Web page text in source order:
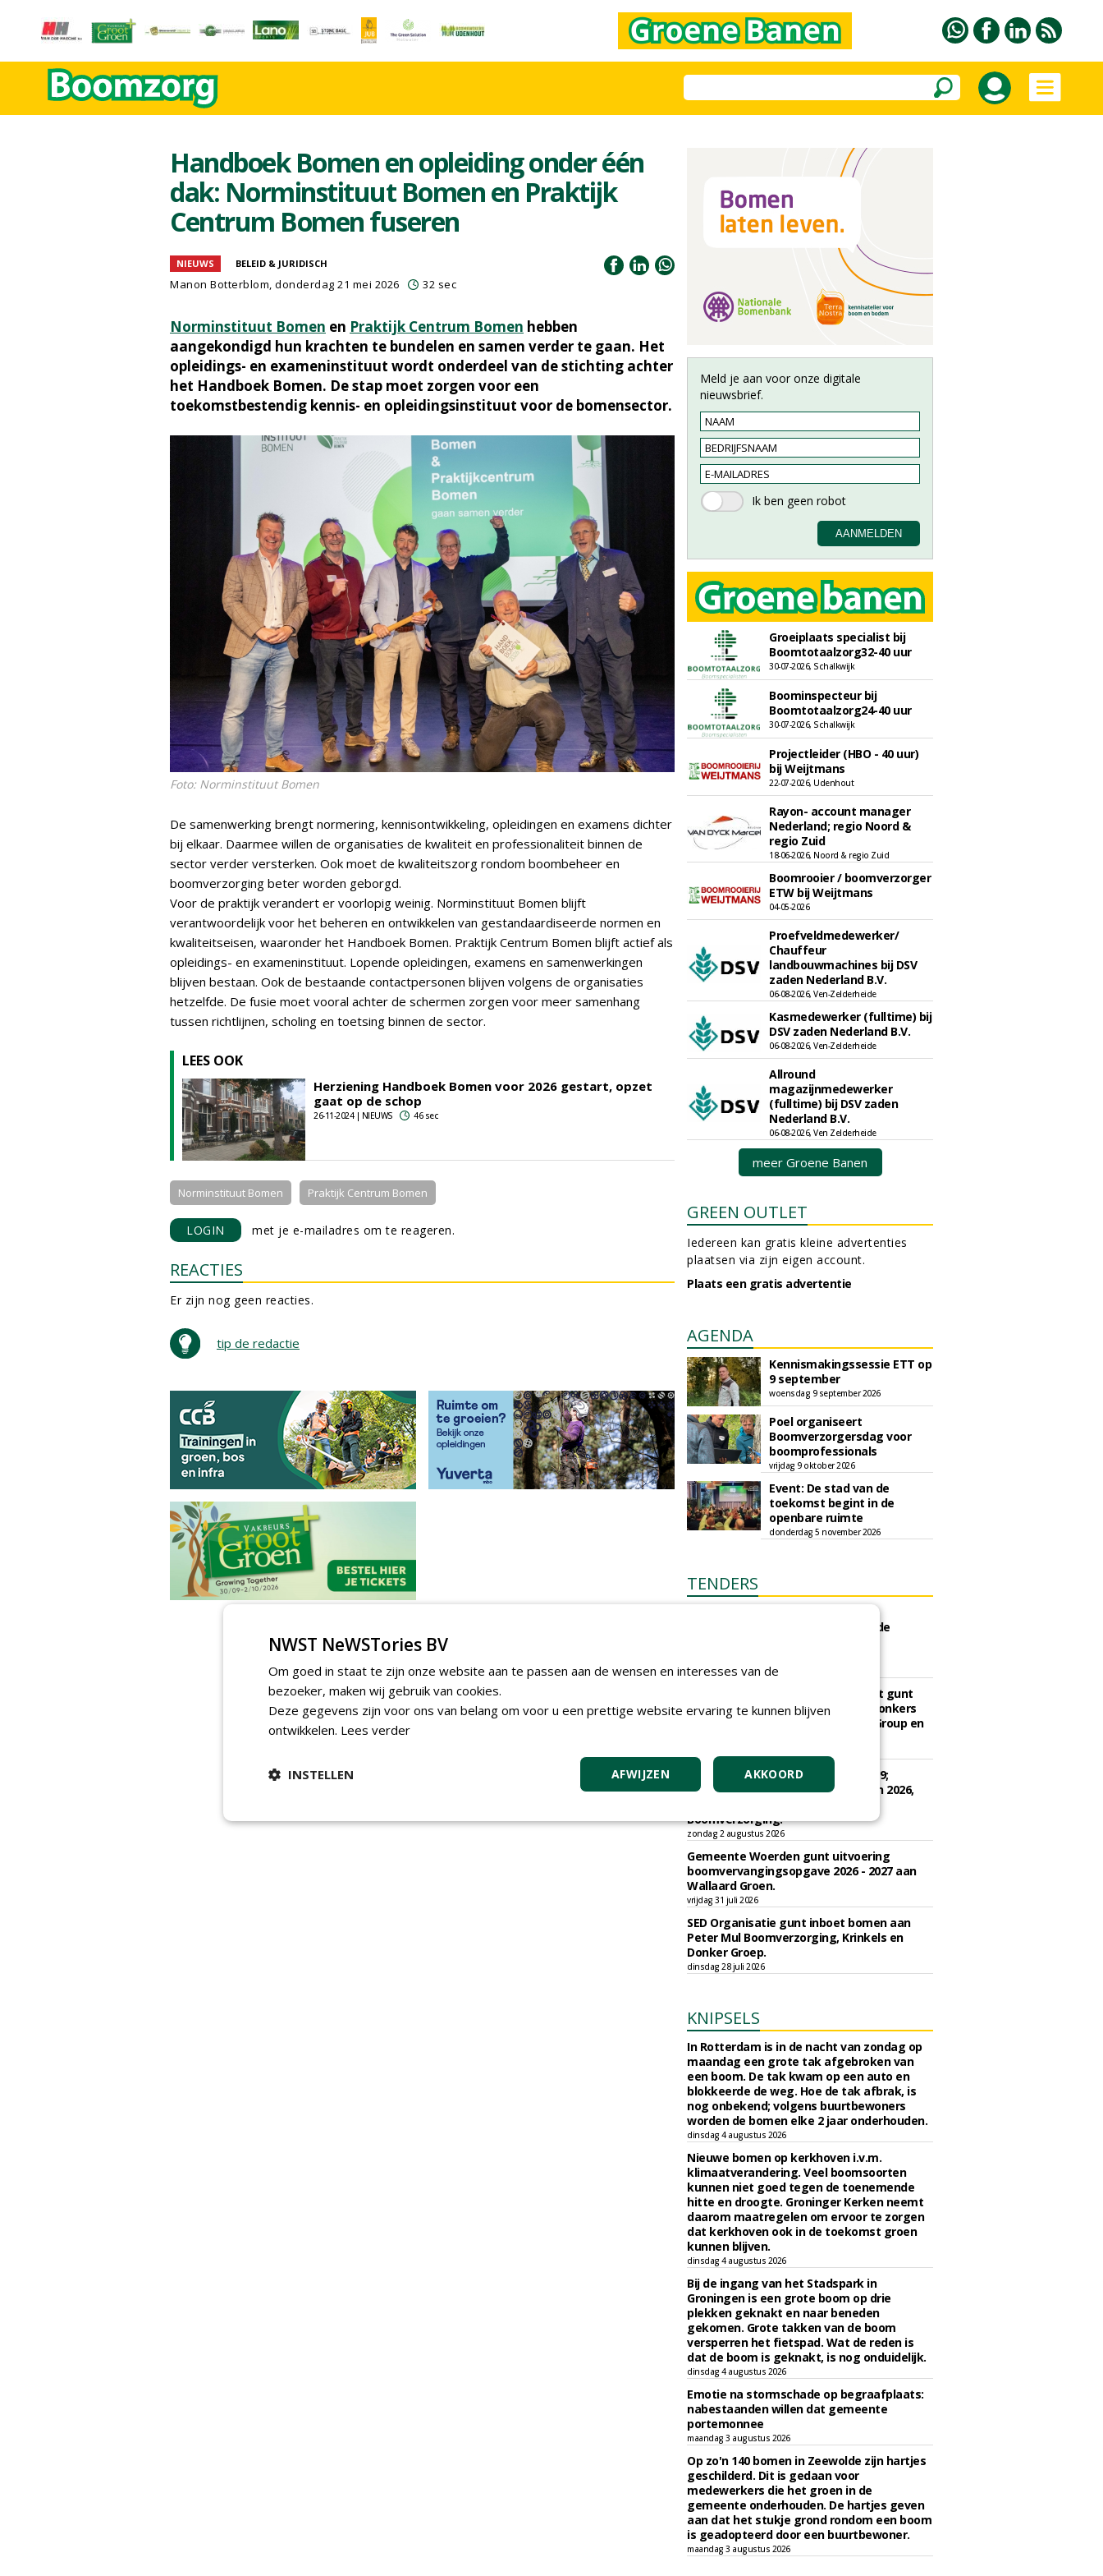
Handboek Bomen en opleiding onder één
dak: Norminstituut Bomen en Praktijk
Centrum Bomen fuseren
NIEUWS BELEID & JURIDISCH
Manon Botterblom, donderdag 21 mei 2026 32 sec
Norminstituut Bomen en Praktijk Centrum Bomen hebben
aangekondigd hun krachten te bundelen en samen verder te gaan. Het
opleidings- en exameninstituut wordt onderdeel van de stichting achter
het Handboek Bomen. De stap moet zorgen voor een
toekomstbestendig kennis- en opleidingsinstituut voor de bomensector.
Foto: Norminstituut Bomen
De samenwerking brengt normering, kennisontwikkeling, opleidingen en examens dichter
bij elkaar. Daarmee willen de organisaties de kwaliteit en professionaliteit binnen de
sector verder versterken. Ook moet de kwaliteitszorg rondom boombeheer en
boomverzorging beter worden geborgd.
Voor de praktijk verandert er voorlopig weinig. Norminstituut Bomen blijft
verantwoordelijk voor het beheren en ontwikkelen van gestandaardiseerde normen en
kwaliteitseisen, waaronder het Handboek Bomen. Praktijk Centrum Bomen blijft actief als
opleidings- en exameninstituut. Lopende opleidingen, examens en samenwerkingen
blijven bestaan. Ook de bestaande contactpersonen blijven volgens de organisaties
hetzelfde. De fusie moet vooral achter de schermen zorgen voor meer samenhang
tussen richtlijnen, scholing en toetsing binnen de sector.
LEES OOK
Herziening Handboek Bomen voor 2026 gestart, opzet
gaat op de schop
26-11-2024 | NIEUWS 46 sec
Norminstituut Bomen Praktijk Centrum Bomen
LOGIN met je e-mailadres om te reageren.
REACTIES
Er zijn nog geen reacties.
tip de redactie
Meld je aan voor onze digitale
nieuwsbrief.
Groeiplaats specialist bij
Boomtotaalzorg32-40 uur
30-07-2026, Schalkwijk
Boominspecteur bij
Boomtotaalzorg24-40 uur
30-07-2026, Schalkwijk
Projectleider (HBO - 40 uur)
bij Weijtmans
22-07-2026, Udenhout
Rayon- account manager
Nederland; regio Noord &
regio Zuid
18-06-2026, Noord & regio Zuid
Boomrooier / boomverzorger
ETW bij Weijtmans
04-05-2026
Proefveldmedewerker/
Chauffeur
landbouwmachines bij DSV
zaden Nederland B.V.
06-08-2026, Ven-Zelderheide
Kasmedewerker (fulltime) bij
DSV zaden Nederland B.V.
06-08-2026, Ven-Zelderheide
Allround
magazijnmedewerker
(fulltime) bij DSV zaden
Nederland B.V.
06-08-2026, Ven Zelderheide
meer Groene Banen
GREEN OUTLET
Iedereen kan gratis kleine advertenties
plaatsen via zijn eigen account.
Plaats een gratis advertentie
AGENDA
Kennismakingssessie ETT op
9 september
woensdag 9 september 2026
Poel organiseert
Boomverzorgersdag voor
boomprofessionals
vrijdag 9 oktober 2026
Event: De stad van de
toekomst begint in de
openbare ruimte
donderdag 5 november 2026
TENDERS
onderhoud ''Stedelijk bos'' binnen de
donderdag 6 augustus 2026
Academisch Ziekenhuis Maastricht gunt
onderhoud terreinen MUMC+ aan Jonkers
Hoveniers, Dolmans Landscaping Group en
Provincie Drenthe gunt bestek 1879;
onderhoud bomen en beplantingen 2026,
Boomverzorging.
zondag 2 augustus 2026
Gemeente Woerden gunt uitvoering
boomvervangingsopgave 2026 - 2027 aan
Wallaard Groen.
vrijdag 31 juli 2026
SED Organisatie gunt inboet bomen aan
Peter Mul Boomverzorging, Krinkels en
Donker Groep.
dinsdag 28 juli 2026
KNIPSELS
In Rotterdam is in de nacht van zondag op
maandag een grote tak afgebroken van
een boom. De tak kwam op een auto en
blokkeerde de weg. Hoe de tak afbrak, is
nog onbekend; volgens buurtbewoners
worden de bomen elke 2 jaar onderhouden.
dinsdag 4 augustus 2026
Nieuwe bomen op kerkhoven i.v.m.
klimaatverandering. Veel boomsoorten
kunnen niet goed tegen de toenemende
hitte en droogte. Groninger Kerken neemt
daarom maatregelen om ervoor te zorgen
dat kerkhoven ook in de toekomst groen
kunnen blijven.
dinsdag 4 augustus 2026
Bij de ingang van het Stadspark in
Groningen is een grote boom op drie
plekken geknakt en naar beneden
gekomen. Grote takken van de boom
versperren het fietspad. Wat de reden is
dat de boom is geknakt, is nog onduidelijk.
dinsdag 4 augustus 2026
Emotie na stormschade op begraafplaats:
nabestaanden willen dat gemeente
portemonnee
maandag 3 augustus 2026
Op zo'n 140 bomen in Zeewolde zijn hartjes
geschilderd. Dit is gedaan voor
medewerkers die het groen in de
gemeente onderhouden. De hartjes geven
aan dat het stukje grond rondom een boom
is geadopteerd door een buurtbewoner.
maandag 3 augustus 2026
NWST NeWSTories BV
Om goed in staat te zijn onze website aan te passen aan de wensen en interesses van de
bezoeker, maken wij gebruik van cookies.
Deze gegevens zijn voor ons van belang om voor u een prettige website ervaring te kunnen blijven
ontwikkelen. Lees verder
AKKOORD
AFWIJZEN
INSTELLEN